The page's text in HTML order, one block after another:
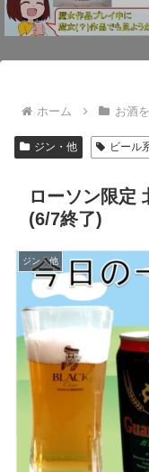
ホーム お酒
ジン・他 ビール
ローソン限定
(6/7終了)
ジン・他